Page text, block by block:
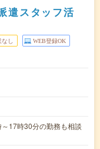
遣スタッフ活
し WEB登録OK
17時30分の勤務も相談